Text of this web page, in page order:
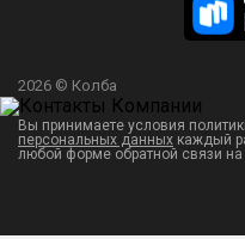
2026 © Колба
Вы принимаете условия
персональных данных каждый
любой форме обратной связи на